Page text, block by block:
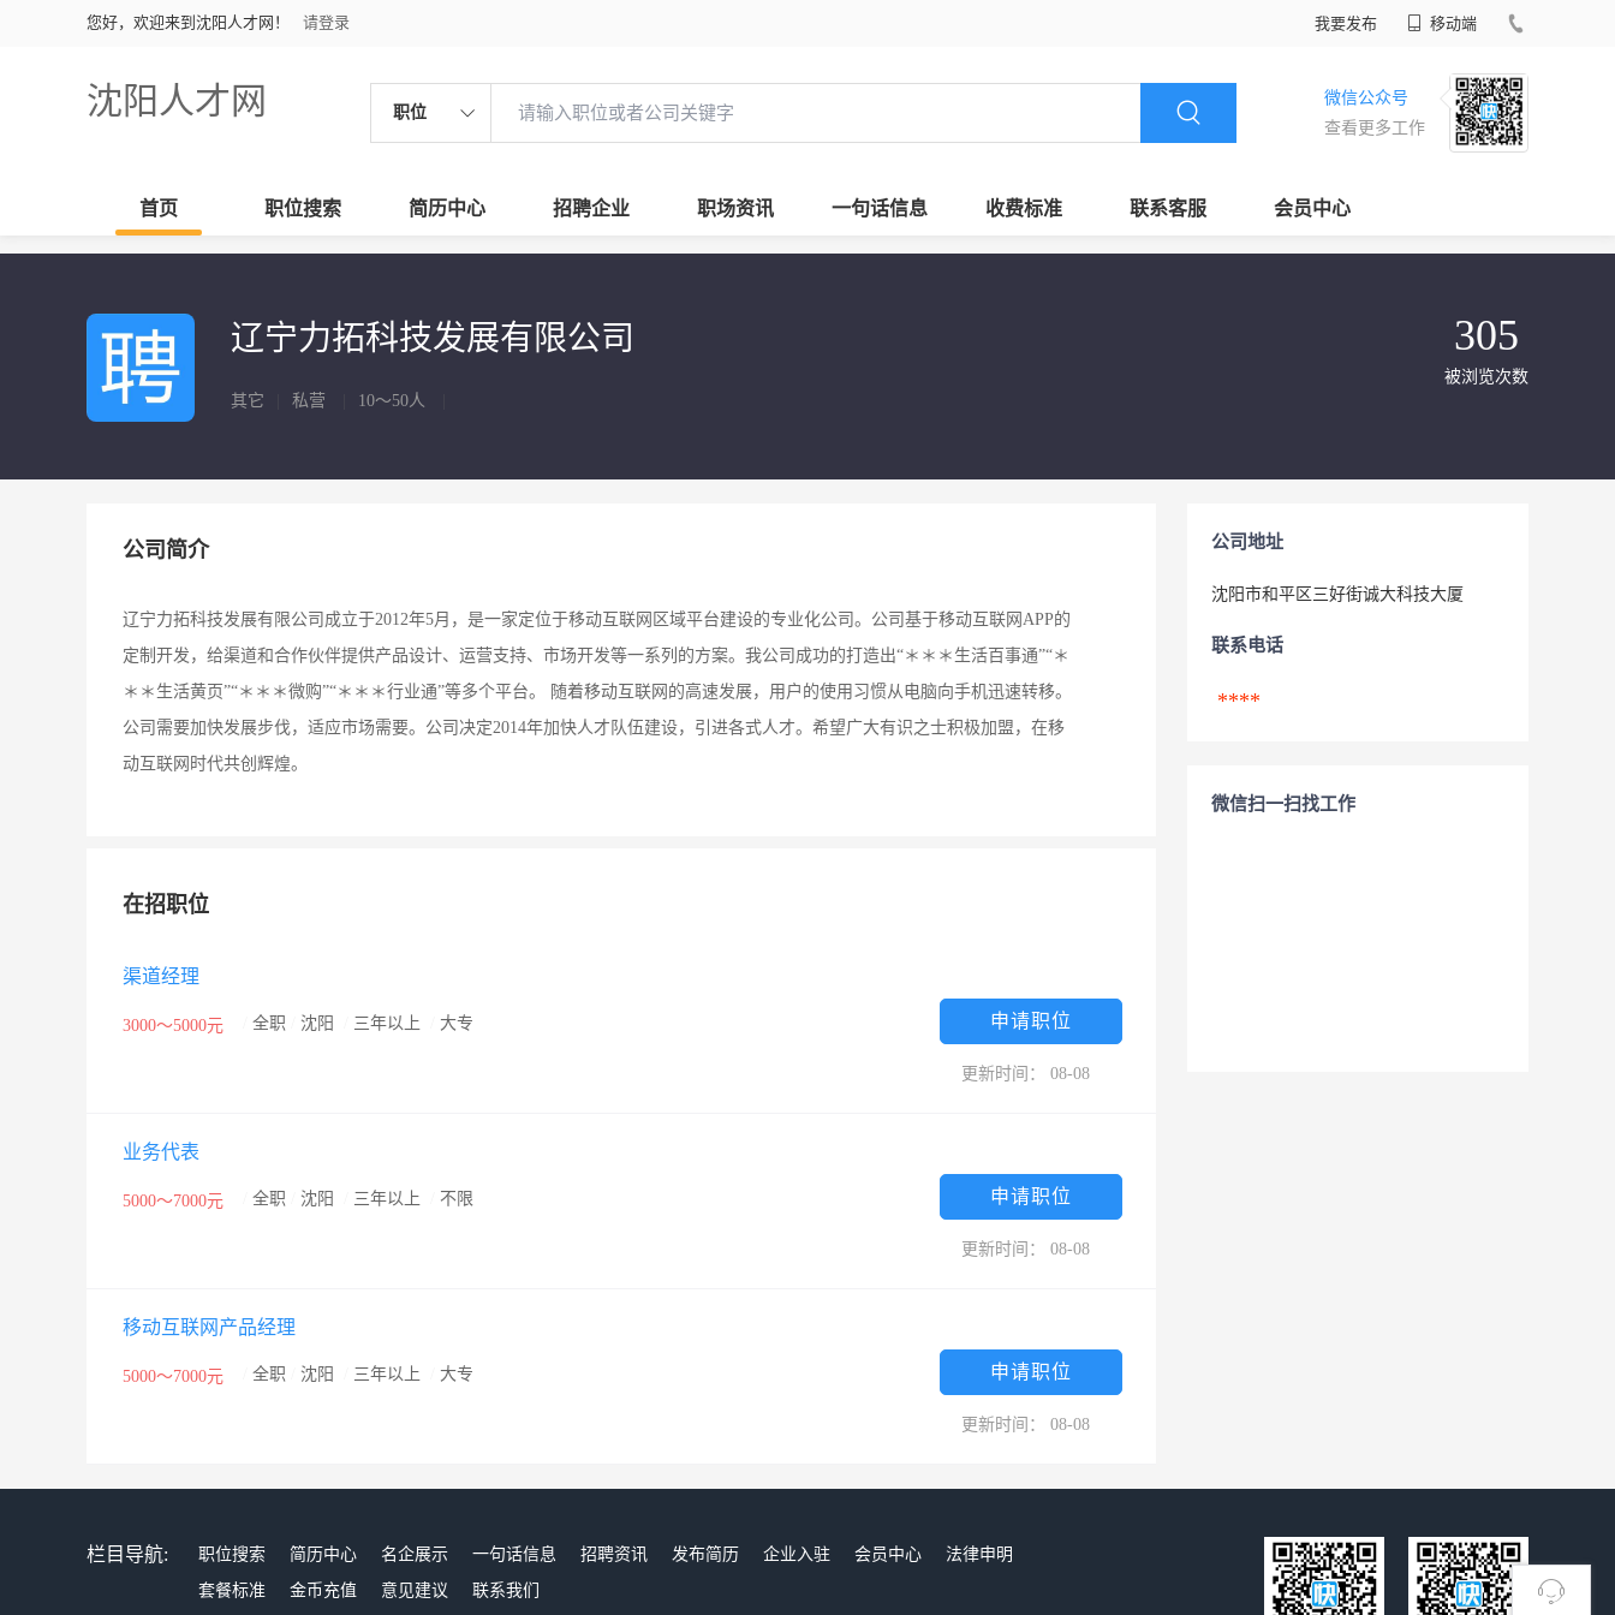
您好，欢迎来到沈阳人才网！ 请登录 我要发布 移动端
沈阳人才网 职位
微信公众号
查看更多工作
首页 职位搜索 简历中心 招聘企业 职场资讯 一句话信息 收费标准 联系客服 会员中心
辽宁力拓科技发展有限公司
其它 私营 10～50人
305
被浏览次数
公司简介
辽宁力拓科技发展有限公司成立于2012年5月，是一家定位于移动互联网区域平台建设的专业化公司。公司基于移动互联网APP的
定制开发，给渠道和合作伙伴提供产品设计、运营支持、市场开发等一系列的方案。我公司成功的打造出“＊＊＊生活百事通”“＊
＊＊生活黄页”“＊＊＊微购”“＊＊＊行业通”等多个平台。 随着移动互联网的高速发展，用户的使用习惯从电脑向手机迅速转移。
公司需要加快发展步伐，适应市场需要。公司决定2014年加快人才队伍建设，引进各式人才。希望广大有识之士积极加盟，在移
动互联网时代共创辉煌。
在招职位
渠道经理
3000～5000元 全职 沈阳 三年以上 大专 申请职位
更新时间： 08-08
业务代表
5000～7000元 全职 沈阳 三年以上 不限 申请职位
更新时间： 08-08
移动互联网产品经理
5000～7000元 全职 沈阳 三年以上 大专 申请职位
更新时间： 08-08
公司地址
沈阳市和平区三好街诚大科技大厦
联系电话
****
微信扫一扫找工作
栏目导航: 职位搜索 简历中心 名企展示 一句话信息 招聘资讯 发布简历 企业入驻 会员中心
法律申明
套餐标准
金币充值 意见建议 联系我们